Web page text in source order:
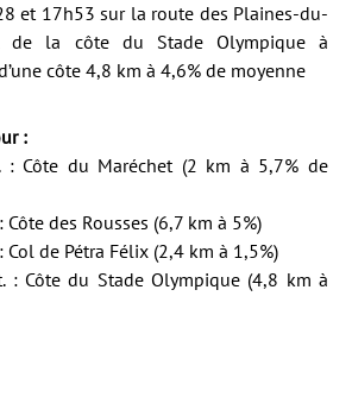
et 17h53 sur la route des Plaines-du-
de la côte du Stade Olympique à
côte 4,8 km à 4,6% de moyenne
:
Côte du Maréchet (2 km à 5,7% de
des Rousses (6,7 km à 5%)
de Pétra Félix (2,4 km à 1,5%)
: Côte du Stade Olympique (4,8 km à